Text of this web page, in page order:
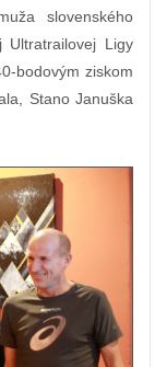
slovenského
Ultratrailovej Ligy
bodovým ziskom
Stano Januška